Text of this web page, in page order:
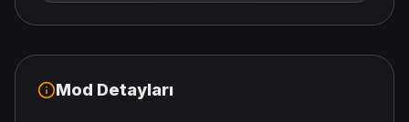
Mod Detayları